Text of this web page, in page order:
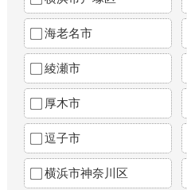
海老名市
綾瀬市
厚木市
逗子市
横浜市神奈川区